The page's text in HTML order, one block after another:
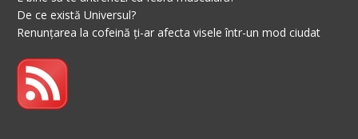
De ce există Universul?
Renunțarea la cofeină ți-ar afecta visele într-un mod ciudat